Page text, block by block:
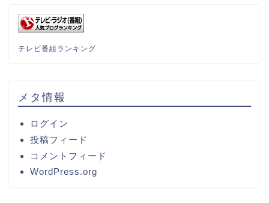
テレビ番組ランキング
メタ情報
ログイン
投稿フィード
コメントフィード
WordPress.org